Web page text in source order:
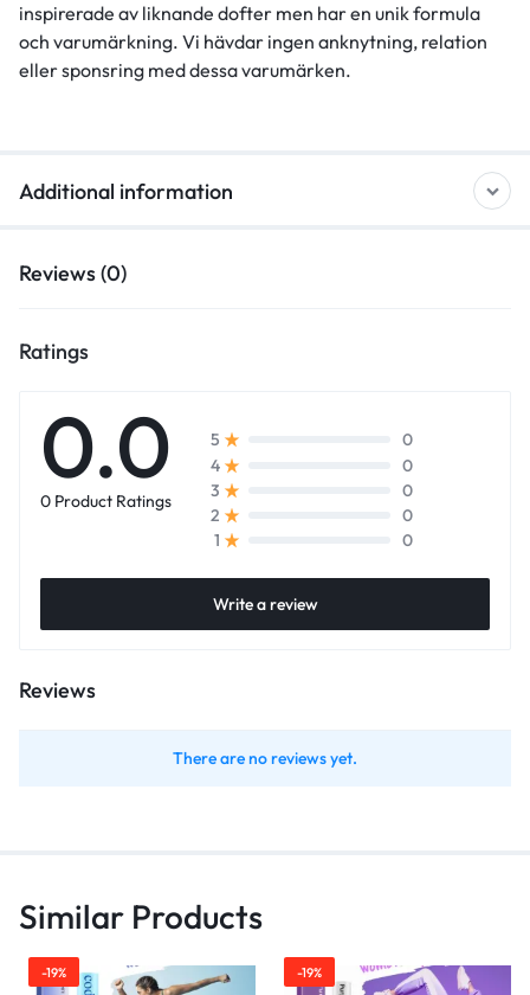
Additional information
inspirerade av liknande dofter men har en unik formula
och varumärkning. Vi hävdar ingen anknytning, relation
eller sponsring med dessa varumärken.
Reviews (0)
Ratings
0.0
0 Product Ratings
5
0
4
0
3
0
2
0
1
0
Write a review
Reviews
There are no reviews yet.
Similar Products
-19% -19%